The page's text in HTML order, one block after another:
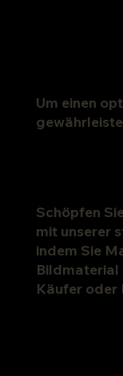
Um einen
Schöpfen
mit unserer
indem Sie
Bildmaterial
Käufer oder